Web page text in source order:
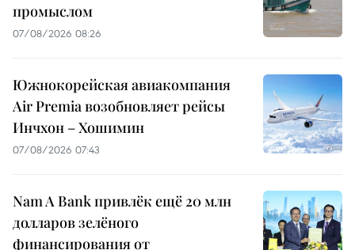
промыслом
07/08/2026 08:26
Южнокорейская авиакомпания
Air Premia возобновляет рейсы
Инчхон – Хошимин
07/08/2026 07:43
Nam A Bank привлёк ещё 20 млн
долларов зелёного
финансирования от